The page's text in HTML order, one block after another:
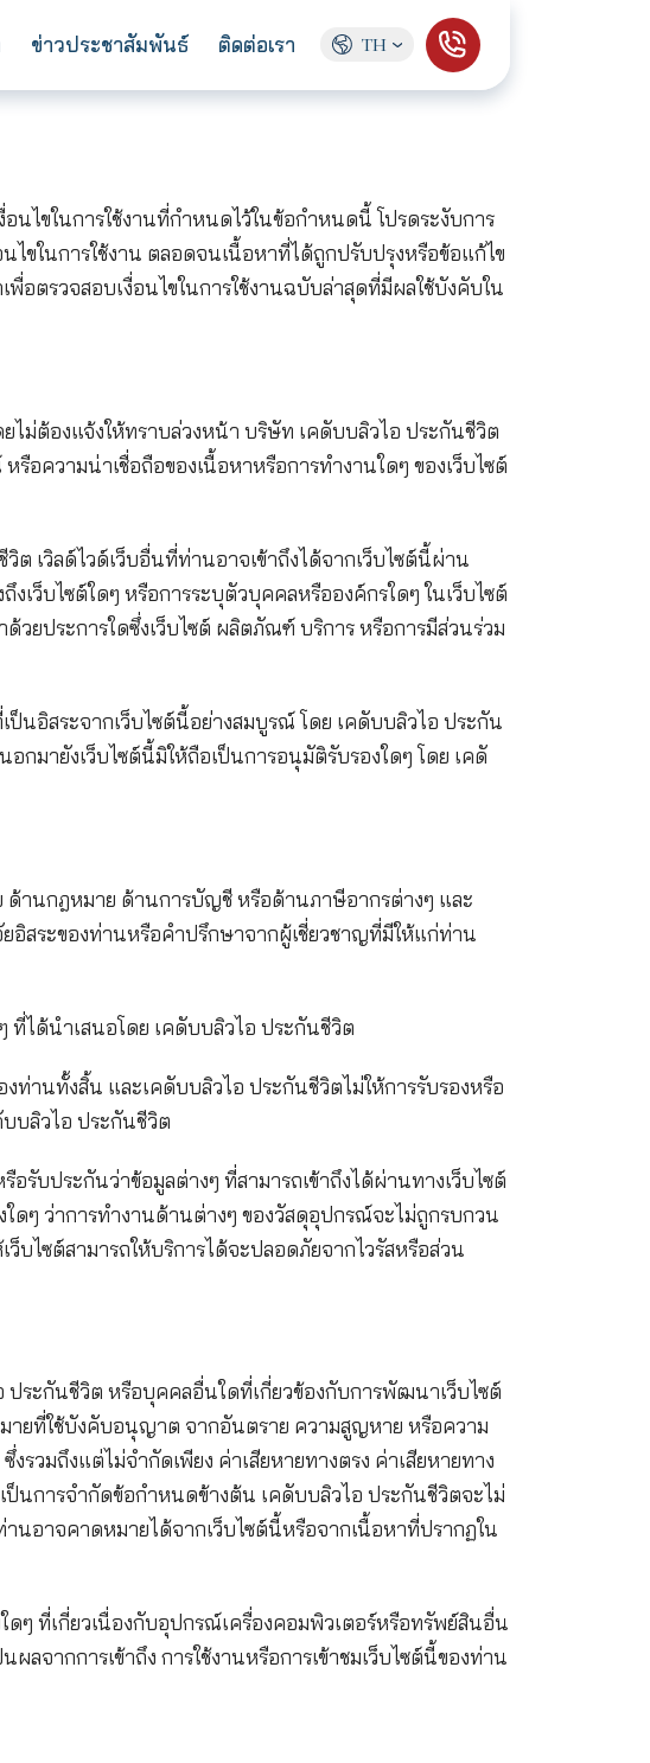
สนใจ รู้จักเรา ข่าวประชาสัมพันธ์ ติดต่อเรา
ไม่เห็นด้วยกับเงื่อนไขในการใช้งานที่กำหนดไว้ในข้อกำหนดนี้ โ
วามยินยอมในเงื่อนไขในการใช้งาน ตลอดจนเนื้อหาที่ได้ถูกปรับป
บนี้อยู่เป็นประจำเพื่อตรวจสอบเงื่อนไขในการใช้งานฉบับล่าสุดที่
รุงได้อยู่เสมอโดยไม่ต้องแจ้งให้ทราบล่วงหน้า บริษัท เคดับบลิว
ง ความสมบูรณ์ หรือความน่าเชื่อถือของเนื้อหาหรือการทำงานใ
ลิวไอ ประกันชีวิต เวิลด์ไวด์เว็บอื่นที่ท่านอาจเข้าถึงได้จากเว็
รณ์ การกล่าวอ้างถึงเว็บไซต์ใดๆ หรือการระบุตัวบุคคลหรือองค์กร
รับรองใดๆ ไม่ว่าด้วยประการใดซึ่งเว็บไซต์ ผลิตภัณฑ์ บริการ หรื
ถือเป็นเว็บไซต์ที่เป็นอิสระจากเว็บไซต์นี้อย่างสมบูรณ์ โดย เคดับ
ๆ โดยบุคคลภายนอกมายังเว็บไซต์นี้มิให้ถือเป็นการอนุมัติรับรองใ
ดังกล่าว
ด้านการประกันภัย ด้านกฎหมาย ด้านการบัญชี หรือด้านภาษีอากร
ต์นี้ทดแทนการวิจัยอิสระของท่านหรือคำปรึกษาจากผู้เชี่ยวชาญที่
ฑ์และบริการใดๆ ที่ได้นำเสนอโดย เคดับบลิวไอ ประกันชีวิต
วยความเสี่ยงของท่านทั้งสิ้น และเคดับบลิวไอ ประกันชีวิตไม่ให้
บไซต์นี้ ของ เคดับบลิวไอ ประกันชีวิต
และไม่รับรองหรือรับประกันว่าข้อมูลต่างๆ ที่สามารถเข้าถึงได้ผ่
รือให้การรับรองใดๆ ว่าการทำงานด้านต่างๆ ของวัสดุอุปกรณ์จ
ร์ฟเวอร์ที่ทำให้เว็บไซต์สามารถให้บริการได้จะปลอดภัยจากไวรั
อง เคดับบลิวไอ ประกันชีวิต หรือบุคคลอื่นใดที่เกี่ยวข้องกับการ
ตสูงสุดเท่าที่กฎหมายที่ใช้บังคับอนุญาต จากอันตราย ความสูญห
ว็บไซต์นี้ของท่าน ซึ่งรวมถึงแต่ไม่จำกัดเพียง ค่าเสียหายทางตรง ค่